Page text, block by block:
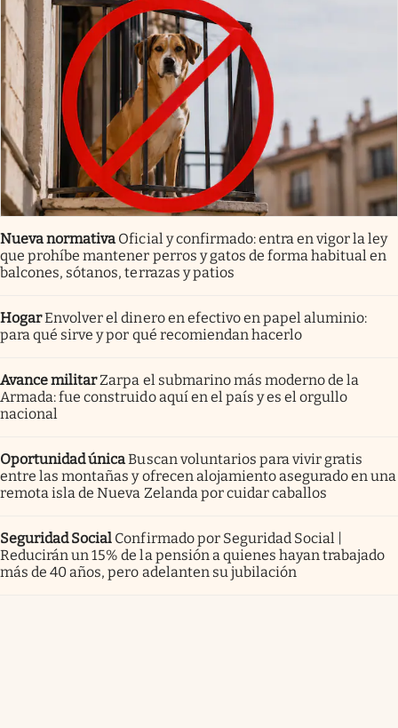
Nueva normativa Oficial y confirmado: entra en vigor la ley
que prohíbe mantener perros y gatos de forma habitual en
balcones, sótanos, terrazas y patios
HogarEnvolver el dinero en efectivo en papel aluminio:
para qué sirve y por qué recomiendan hacerlo
Avance militarZarpa el submarino más moderno de la
Armada: fue construido aquí en el país y es el orgullo
nacional
Oportunidad únicaBuscan voluntarios para vivir gratis
entre las montañas y ofrecen alojamiento asegurado en una
remota isla de Nueva Zelanda por cuidar caballos
Seguridad Social Confirmado por Seguridad Social |
Reducirán un 15% de la pensión a quienes hayan trabajado
más de 40 años, pero adelanten su jubilación